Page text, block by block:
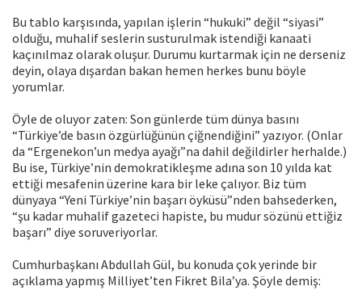
Bu tablo karşısında, yapılan işlerin “hukuki” değil “siyasi”
olduğu, muhalif seslerin susturulmak istendiği kanaati
kaçınılmaz olarak oluşur. Durumu kurtarmak için ne derseniz
deyin, olaya dışardan bakan hemen herkes bunu böyle
yorumlar.
Öyle de oluyor zaten: Son günlerde tüm dünya basını
“Türkiye’de basın özgürlüğünün çiğnendiğini” yazıyor. (Onlar
da “Ergenekon’un medya ayağı”na dahil değildirler herhalde.)
Bu ise, Türkiye’nin demokratikleşme adına son 10 yılda kat
ettiği mesafenin üzerine kara bir leke çalıyor. Biz tüm
dünyaya “Yeni Türkiye’nin başarı öyküsü”nden bahsederken,
“şu kadar muhalif gazeteci hapiste, bu mudur sözünü ettiğiz
başarı” diye soruveriyorlar.
Cumhurbaşkanı Abdullah Gül, bu konuda çok yerinde bir
açıklama yapmış Milliyet’ten Fikret Bila’ya. Şöyle demiş: